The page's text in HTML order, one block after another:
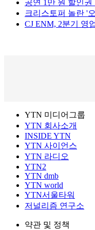
공연 1만 원 할인
크리스토퍼 놀란 '
CJ ENM, 2분기 영
YTN 미디어그룹
YTN 회사소개
INSIDE YTN
YTN 사이언스
YTN 라디오
YTN2
YTN dmb
YTN world
YTN서울타워
저널리즘 연구소
약관 및 정책